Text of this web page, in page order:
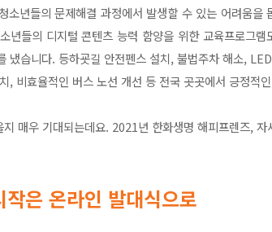
소년들의 문제해결 과정에서 발생할 수 있는 어려움을
년들의 디지털 콘텐츠 능력 함양을 위한 교육프로그램
냈습니다. 등하굣길 안전펜스 설치, 불법주차 해소,
, 비효율적인 버스 노선 개선 등 전국 곳곳에서 긍정적
매우 기대되는데요. 2021년 한화생명 해피프렌즈, 자
작은 온라인 발대식으로